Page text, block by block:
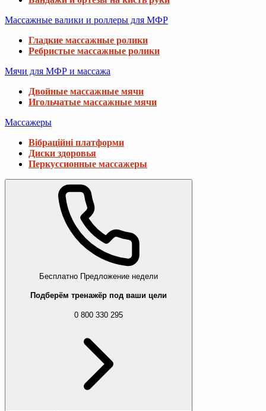
Массажные валики и роллеры для МФР
Гладкие массажные ролики
Ребристые массажные ролики
Мячи для МФР и массажа
Двойные массажные мячи
Игольчатые массажные мячи
Массажеры
Вібраційні платформи
Диски здоровья
Перкуссионные массажеры
Бесплатно Предложение недели
Подберём тренажёр под ваши цели
0 800 330 295